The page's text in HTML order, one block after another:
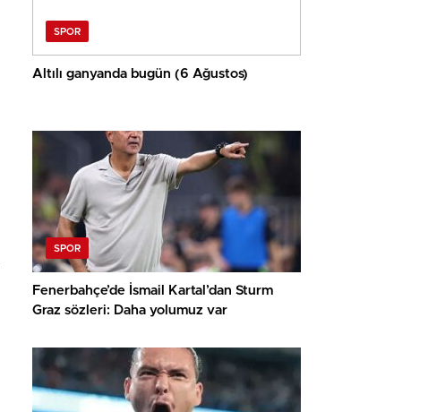
SPOR
Altılı ganyanda bugün (6 Ağustos)
SPOR
Fenerbahçe’de İsmail Kartal’dan Sturm
Graz sözleri: Daha yolumuz var